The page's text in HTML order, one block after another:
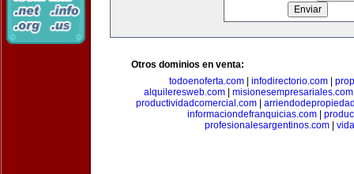
Otros dominios en venta:
todoenoferta.com
infodirectorio.com
alquileresweb.com
misionesempresariales.com
productividadcomercial.com
informaciondefranquicias.com
profesionalesargentinos.com|